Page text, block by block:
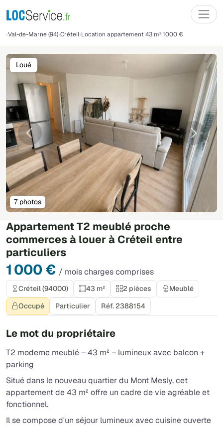
Val-de-Marne (94) Créteil Location appartement 43 m² 1000 €
Appartement T2 meublé proche
commerces à louer à Créteil entre
particuliers
1 000 € / mois charges comprises
Précédente
7 photos
Loué
Créteil (94000) 43 m² 2 pièces
Meublé
Occupé
Particulier Réf. 2388154
Le mot du propriétaire
T2 moderne meublé – 43 m² – lumineux avec balcon +
parking
Situé dans le nouveau quartier du Mont Mesly, cet
appartement de 43 m² offre un cadre de vie agréable et
fonctionnel.
Il se compose d'un séjour lumineux avec cuisine ouverte